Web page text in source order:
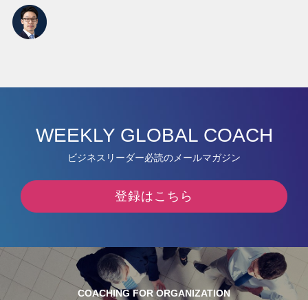
WEEKLY GLOBAL COACH
ビジネスリーダー必読のメールマガジン
登録はこちら
COACHING FOR ORGANIZATION